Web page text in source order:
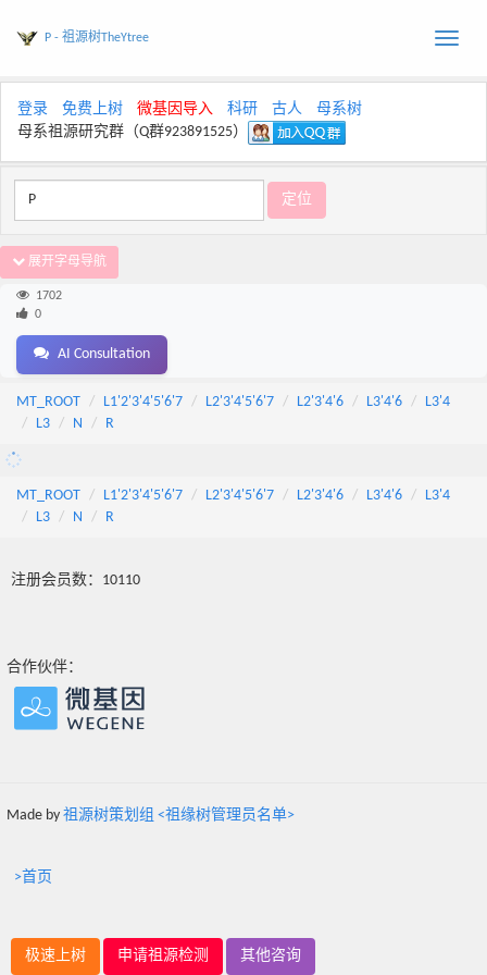
Toggle
P - 祖源树TheYtree
登录 免费上树 微基因导入 科研 古人
母系树
母系祖源研究群（Q群923891525）
展开字母导航
1702
0
AI Consultation
MT_ROOT L1'2'3'4'5'6'7 L2'3'4'5'6'7 L2'3'4'6 L3'4'6
L3'4
L3
N R
MT_ROOT L1'2'3'4'5'6'7 L2'3'4'5'6'7 L2'3'4'6 L3'4'6
L3'4
L3
N R
注册会员数：10110
合作伙伴：
Made by 祖源树策划组 <祖缘树管理员名单>
>首页
极速上树 申请祖源检测 其他咨询